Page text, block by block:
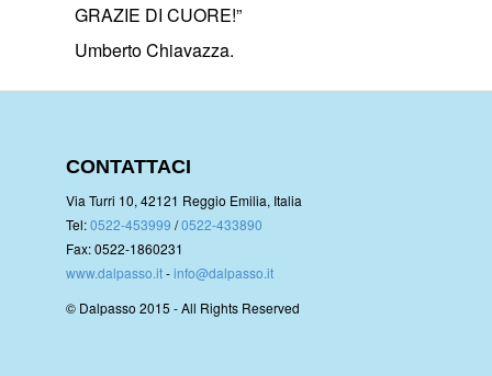
GRAZIE DI CUORE!”
Umberto Chiavazza.
CONTATTACI
Via Turri 10, 42121 Reggio Emilia, Italia
Tel:0522-453999 /0522-433890
Fax: 0522-1860231
www.dalpasso.it-info@dalpasso.it
© Dalpasso 2015 - All Rights Reserved